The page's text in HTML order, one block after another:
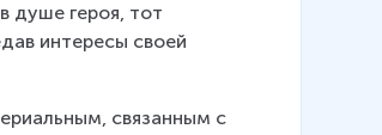
душе героя, тот
интересы своей
связанным с